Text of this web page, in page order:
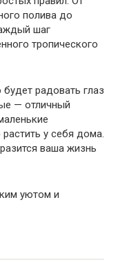
полива до
шаг
тропического
радовать глаз
— отличный
у себя дома.
ваша жизнь
уютом и